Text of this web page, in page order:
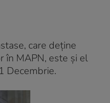
care deține
în MAPN, este și el
Decembrie.